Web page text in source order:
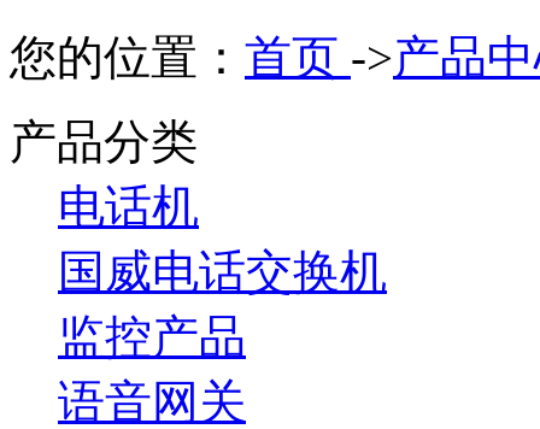
您的位置： 首页 ->产品
产品分类
电话机
国威电话交换机
监控产品
语音网关